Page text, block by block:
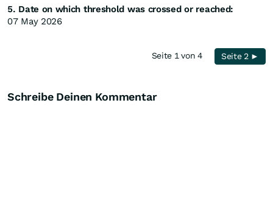
5. Date on which threshold was crossed or reached:
07 May 2026
Seite 1 von 4 Seite 2 ►
Schreibe Deinen Kommentar